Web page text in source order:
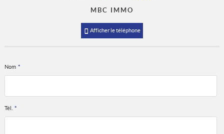
MBC IMMO
Afficher le téléphone
Nom *
Tél. *